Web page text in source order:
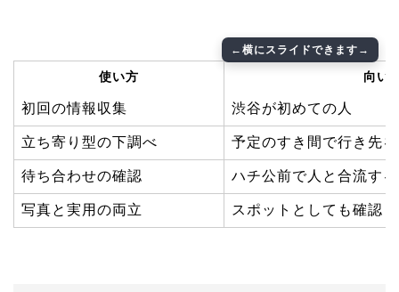
使い方 向い
初回の情報収集 渋谷が初めての人
立ち寄り型の下調べ 予定のすき間で行き先
待ち合わせの確認 ハチ公前で人と合流す
写真と実用の両立 スポットとしても確認